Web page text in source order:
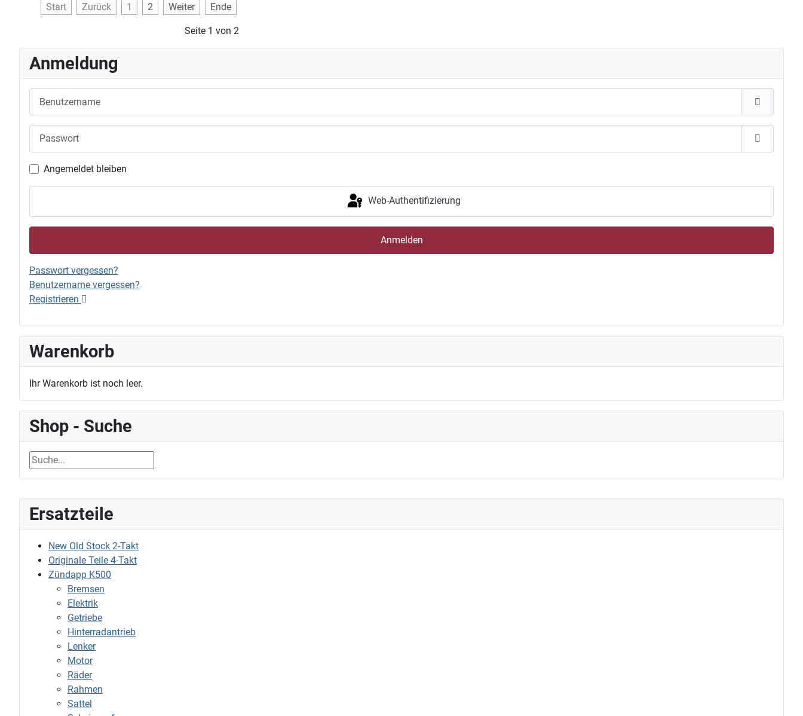
Ersatzteile
New Old Stock 2-Takt
Originale Teile 4-Takt
Zündapp K500
Bremsen
Elektrik
Getriebe
Hinterradantrieb
Lenker
Motor
Räder
Rahmen
Sattel
Start Zurück 1 2 Weiter Ende
Seite 1 von 2
Anmeldung
Passwort
Angemeldet bleiben
Web-Authentifizierung
Anmelden
Passwort vergessen?
Benutzername vergessen?
Registrieren
Warenkorb
Ihr Warenkorb ist noch leer.
Shop - Suche